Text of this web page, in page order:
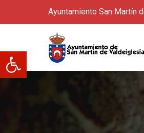
Abrir barra de herramientas
Ayuntamiento San Martín